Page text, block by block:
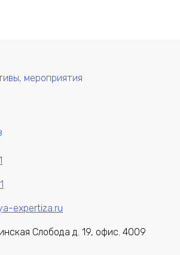
мероприятия
expertiza.ru
Слобода д. 19, офис. 4009